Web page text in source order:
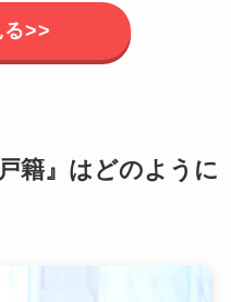
る>>
籍』はどのように